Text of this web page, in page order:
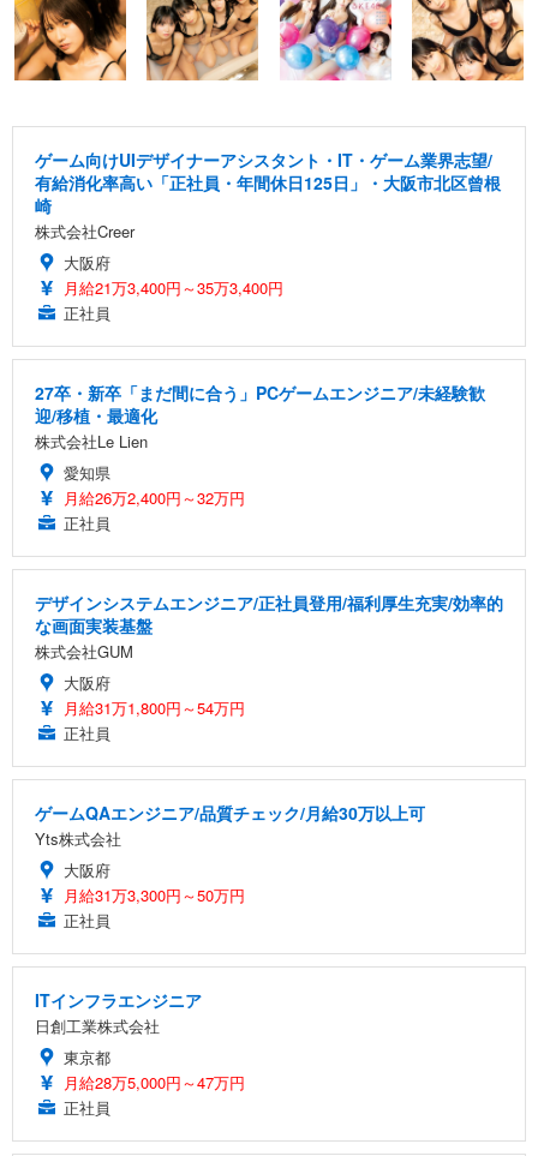
ゲーム向けUIデザイナーアシスタント・IT・ゲーム業界志望/
有給消化率高い「正社員・年間休日125日」・大阪市北区曾根
崎
株式会社Creer
大阪府
月給21万3,400円～35万3,400円
正社員
27卒・新卒「まだ間に合う」PCゲームエンジニア/未経験歓
迎/移植・最適化
株式会社Le Lien
愛知県
月給26万2,400円～32万円
正社員
デザインシステムエンジニア/正社員登用/福利厚生充実/効率的
な画面実装基盤
株式会社GUM
大阪府
月給31万1,800円～54万円
正社員
ゲームQAエンジニア/品質チェック/月給30万以上可
Yts株式会社
大阪府
月給31万3,300円～50万円
正社員
ITインフラエンジニア
日創工業株式会社
東京都
月給28万5,000円～47万円
正社員